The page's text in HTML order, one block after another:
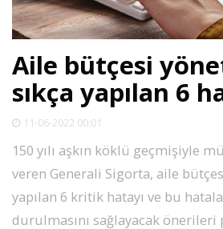
SPOR
DÜNYA
VİDEO
GALERİ
Aile bütçesi
sıkça yapılan 6
11-06-2022 00:01
150 yılı aşkın köklü geçmişiyle
veren Generali Sigorta, aile
yapılan 6 kritik hatayı ve bu
durulmasını sağlayacak önerileri